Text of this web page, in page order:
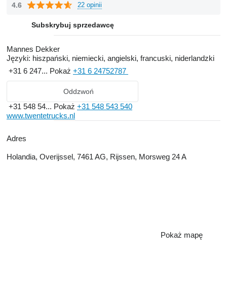
4.6 22 opinii
Subskrybuj sprzedawcę
Mannes Dekker
Języki: hiszpański, niemiecki, angielski, francuski, niderlandzki
+31 6 247... Pokaż +31 6 24752787
Oddzwoń
+31 548 54... Pokaż +31 548 543 540
www.twentetrucks.nl
Adres
Holandia, Overijssel, 7461 AG, Rijssen, Morsweg 24 A
Pokaż mapę